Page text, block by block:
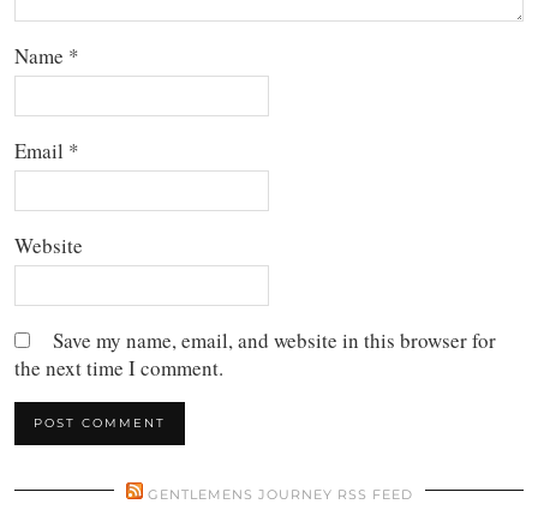
Name *
Email *
Website
Save my name, email, and website in this browser for
the next time I comment.
GENTLEMENS JOURNEY RSS FEED